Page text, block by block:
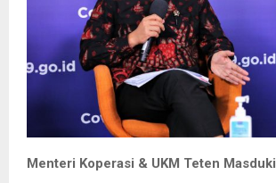
Menteri Koperasi & UKM Teten Masduki